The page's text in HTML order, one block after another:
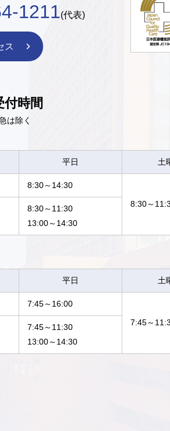
1211(代表)
ス
付時間
は除く
平日 土
8:30～14:30
8:30～
8:30～11:30
13:00～14:30
平日 土
7:45～16:00
7:45～
7:45～11:30
13:00～14:30